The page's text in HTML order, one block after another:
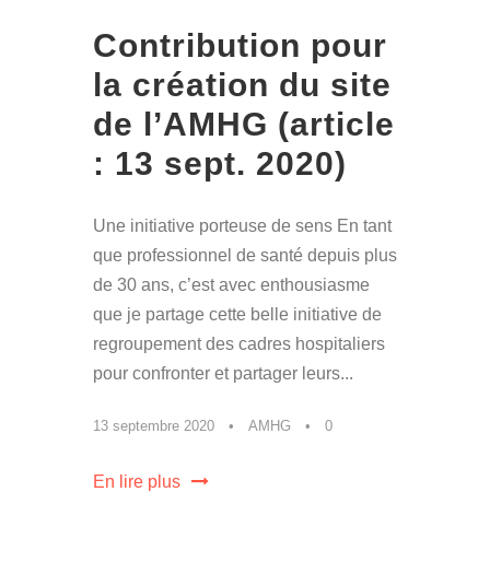
Contribution pour
la création du site
de l’AMHG (article
: 13 sept. 2020)
Une initiative porteuse de sens En tant
que professionnel de santé depuis plus
de 30 ans, c’est avec enthousiasme
que je partage cette belle initiative de
regroupement des cadres hospitaliers
pour confronter et partager leurs...
13 septembre 2020 • AMHG • 0
En lire plus